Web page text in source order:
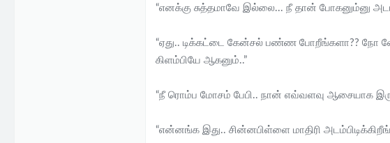
“எனக்கு சுத்தமாவே இல்லை... நீ தான் போகனும்னு
“ஏது.. டிக்கட்டை கேன்சல் பண்ண போறீங்களா?? நோ
கிளம்பியே ஆகனும்..”
“நீ ரொம்ப மோசம் பேபி.. நான் எவ்வளவு ஆசையாக
“என்னங்க இது.. சின்னபிள்ளை மாதிரி